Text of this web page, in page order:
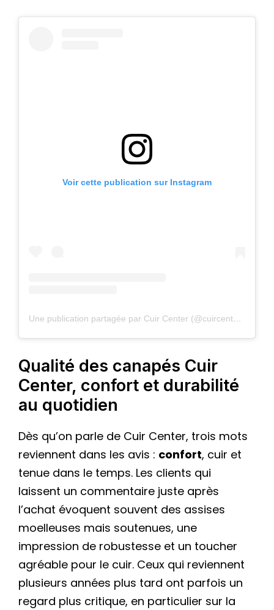
Voir cette publication sur Instagram
Une publication partagée par Cuir Center (@cuircenterofficiel)
Qualité des canapés Cuir
Center, confort et durabilité
au quotidien
Dès qu’on parle de Cuir Center, trois mots
reviennent dans les avis : confort, cuir et
tenue dans le temps. Les clients qui
laissent un commentaire juste après
l’achat évoquent souvent des assises
moelleuses mais soutenues, une
impression de robustesse et un toucher
agréable pour le cuir. Ceux qui reviennent
plusieurs années plus tard ont parfois un
regard plus critique, en particulier sur la